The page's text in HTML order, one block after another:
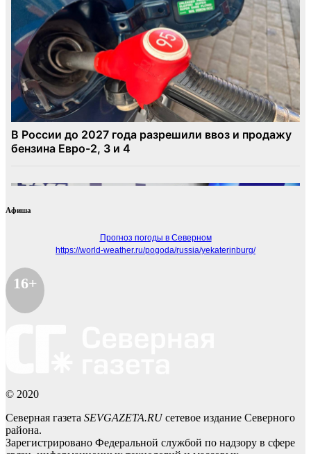
Афиша
Прогноз погоды в Северном
https://world-weather.ru/pogoda/russia/yekaterinburg/
16+
© 2020
Северная газета SEVGAZETA.RUсетевое издание Северного
района.
Зарегистрировано Федеральной службой по надзору в сфере